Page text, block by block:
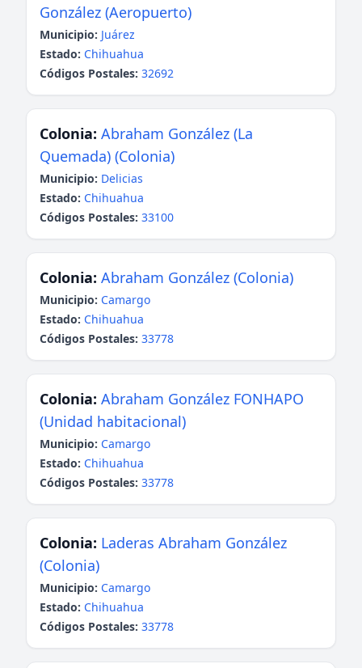
González (Aeropuerto)
Municipio: Juárez
Estado: Chihuahua
Códigos Postales: 32692
Colonia: Abraham González (La
Quemada) (Colonia)
Municipio: Delicias
Estado: Chihuahua
Códigos Postales: 33100
Colonia: Abraham González (Colonia)
Municipio: Camargo
Estado: Chihuahua
Códigos Postales: 33778
Colonia: Abraham González FONHAPO
(Unidad habitacional)
Municipio: Camargo
Estado: Chihuahua
Códigos Postales: 33778
Colonia: Laderas Abraham González
(Colonia)
Municipio: Camargo
Estado: Chihuahua
Códigos Postales: 33778